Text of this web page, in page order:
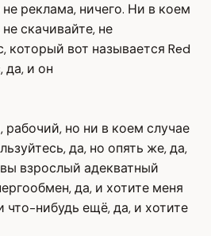
реклама, ничего. Ни в коем
скачивайте, не
который вот называется Red
да, и он
но ни в коем случае
да, но опять же, да,
взрослый адекватный
да, и хотите меня
нибудь ещё, да, и хотите